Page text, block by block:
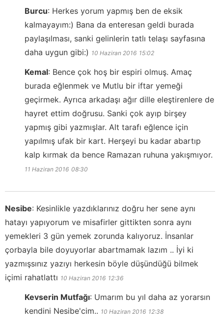
Burcu: Herkes yorum yapmış ben de eksik
kalmayayım:) Bana da enteresan geldi burada
paylaşılması, sanki gelinlerin tatlı telaşı sayfasına
daha uygun gibi:) 10 Haziran 2016 15:02
Kemal: Bence çok hoş bir espiri olmuş. Amaç
burada eğlenmek ve Mutlu bir iftar yemeği
geçirmek. Ayrıca arkadaşı ağır dille eleştirenlere de
hayret ettim doğrusu. Sanki çok ayıp birşey
yapmış gibi yazmışlar. Alt tarafı eğlence için
yapılmış ufak bir kart. Herşeyi bu kadar abartıp
kalp kırmak da bence Ramazan ruhuna yakışmıyor.
11 Haziran 2016 08:30
Nesibe: Kesinlikle yazdıklarınız doğru her sene aynı
hatayı yapıyorum ve misafirler gittikten sonra aynı
yemekleri 3 gün yemek zorunda kalıyoruz. İnsanlar
çorbayla bile doyuyorlar abartmamak lazım .. İyi ki
yazmışsınız yazıyı herkesin böyle düşündüğü bilmek
içimi rahatlattı 10 Haziran 2016 12:36
Kevserin Mutfağı: Umarım bu yıl daha az yorarsın
kendini Nesibe'cim.. 10 Haziran 2016 12:38